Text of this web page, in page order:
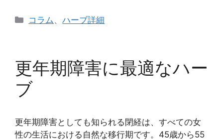
カ
ー
コラム 、ハーブ詳細
更年期障害に最適なハー
ブ
更年期障害としても知られる閉経は、すべての女
性の生活における自然な移行期です。45歳から55